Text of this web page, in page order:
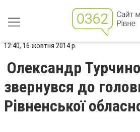
12:40, 16 жовтня 2014 р.
Олександр
звернувся до
Рівненської